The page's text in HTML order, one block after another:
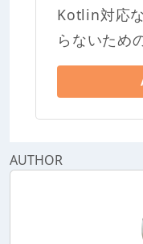
Kotlin対応
らないため
AUTHOR